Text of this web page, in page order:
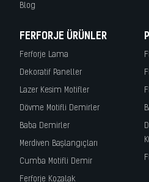
Blog
FERFORJE ÜRÜNLER
Ferforje Lama
Dekoratif Paneller
Lazer Kesim Motifler
Dövme Motifli Demirler
Baba Demirler
Merdiven Başlangıçları
Cumba Motifli Demir
Ferforje Kozalak